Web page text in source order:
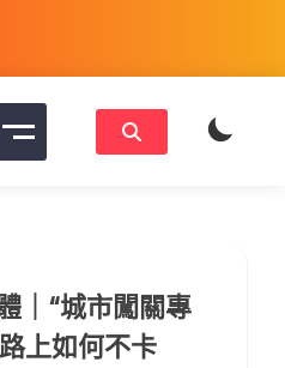
｜“城市闖關專
上如何不卡